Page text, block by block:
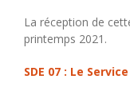
La réception de
printemps 2021.
SDE 07 : Le